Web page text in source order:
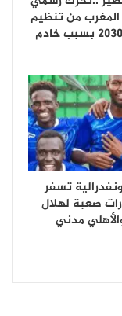
المغرب من تنظيم
مونديال 2030 بسبب خادم
تسفر
صعبة لهلال
مدني